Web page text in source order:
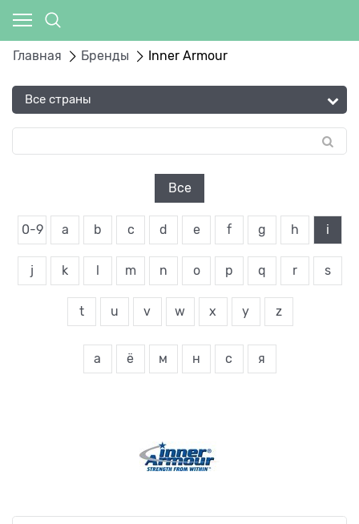
Главная Бренды Inner Armour
Все
0-9 a b c d e f g h i
j k m n o p q r s
t u v w x y z
а ё м н с я